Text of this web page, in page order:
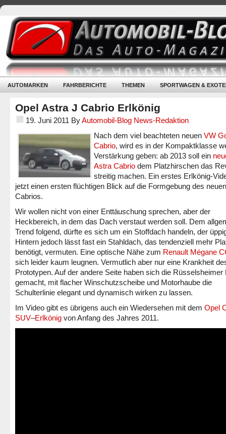
AUTOMARKEN FAHRBERICHTE THEMEN SPORTWAGEN &
Opel Astra J Cabrio Erlkönig
19. Juni 2011 ByAutomobil-Blog News-Redaktion
Nach dem viel beachteten neuen VW
Cabrio, wird es in der Kompaktklasse
Verstärkung geben: ab 2013 soll ein
Astra Cabrio dem Platzhirschen das
streitig machen. Ein erstes Erlkönig-
jetzt einen ersten flüchtigen Blick auf die Formgebung des
Cabrios.
Wir wollen nicht von einer Enttäuschung sprechen, aber der
Heckbereich, in dem das Dach verstaut werden soll. Dem
Trend folgend, dürfte es sich um ein Stoffdach handeln, der
Hintern jedoch lässt fast ein Stahldach, das tendenziell mehr
benötigt, vermuten. Eine optische Nähe zum Renault Mégane
sich leider kaum leugnen. Vermutlich aber nur eine Krankheit
Prototypen. Auf der andere Seite haben sich die Rüsselsheimer
gemacht, mit flacher Winschutzscheibe und Motorhaube die
Schulterlinie elegant und dynamisch wirken zu lassen.
Im Video gibt es übrigens auch ein Wiedersehen mit dem Opel
SUV–Erlkönig von Anfang des Jahres 2011.